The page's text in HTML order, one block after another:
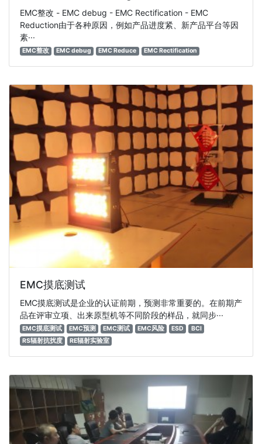
EMC整改 - EMC debug - EMC Rectification - EMC
Reduction由于各种原因，例如产品进度紧、新产品平台等因
素···
EMC整改 EMC debug EMC Reduce EMC Rectification
EMC摸底测试
EMC摸底测试是企业的认证前期，预测非常重要的。在前期产
品在评审立项、出来原型机等不同阶段的样品，就同步···
EMC摸底测试 EMC预测 EMC测试 EMC风险 ESD
BCI
RS辐射抗扰度
RE辐射实验室